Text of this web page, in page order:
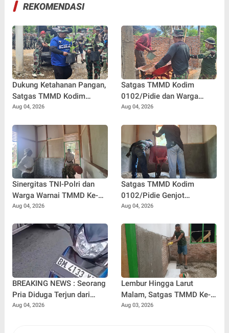
REKOMENDASI
Dukung Ketahanan Pangan,
Satgas TMMD Kodim
0102/Pidie Siapkan Bibit
Manfaat RTLH
Aug 04, 2026
Satgas TMMD Kodim
0102/Pidie dan Warga
Kebut Pembangunan MCK,
Meunasah Blang Cot
Aug 04, 2026
Sinergitas TNI-Polri dan
Warga Warnai TMMD Ke-
129 Kodim 0102/Pidie,
Kepedulian Bersama
Aug 04, 2026
Satgas TMMD Kodim
0102/Pidie Genjot
Pembangunan RTLH
65 Persen
Aug 04, 2026
BREAKING NEWS : Seorang
Pria Diduga Terjun dari
Jembatan Rantau Berangin
Aug 04, 2026
Lembur Hingga Larut
Malam, Satgas TMMD Ke-
129 Kebut Penyelesaian
Aug 03, 2026